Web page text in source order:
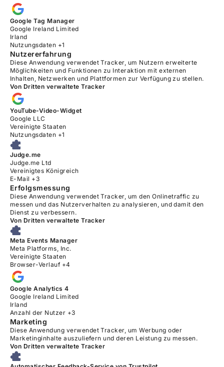
Google Tag Manager
Firma:
Google Ireland Limited
Verarbeitungsort:
Irland
Verarbeitete personenbezogene Daten:
Nutzungsdaten +1
Nutzererfahrung
Diese Anwendung verwendet Tracker, um Nutzern erweiterte
Möglichkeiten und Funktionen zu Interaktion mit externen
Inhalten, Netzwerken und Plattformen zur Verfügung zu stellen.
Von Dritten verwaltete Tracker
YouTube-Video-Widget
Firma:
Google LLC
Verarbeitungsort:
Vereinigte Staaten
Verarbeitete personenbezogene Daten:
Nutzungsdaten +1
Judge.me
Firma:
Judge.me Ltd
Verarbeitungsort:
Vereinigtes Königreich
Verarbeitete personenbezogene Daten:
E-Mail +3
Erfolgsmessung
Diese Anwendung verwendet Tracker, um den Onlinetraffic zu
messen und das Nutzerverhalten zu analysieren, und damit den
Dienst zu verbessern.
Von Dritten verwaltete Tracker
Meta Events Manager
Firma:
Meta Platforms, Inc.
Verarbeitungsort:
Vereinigte Staaten
Verarbeitete personenbezogene Daten:
Browser-Verlauf +4
Google Analytics 4
Firma:
Google Ireland Limited
Verarbeitungsort:
Irland
Verarbeitete personenbezogene Daten:
Anzahl der Nutzer +3
Marketing
Diese Anwendung verwendet Tracker, um Werbung oder
Marketinginhalte auszuliefern und deren Leistung zu messen.
Von Dritten verwaltete Tracker